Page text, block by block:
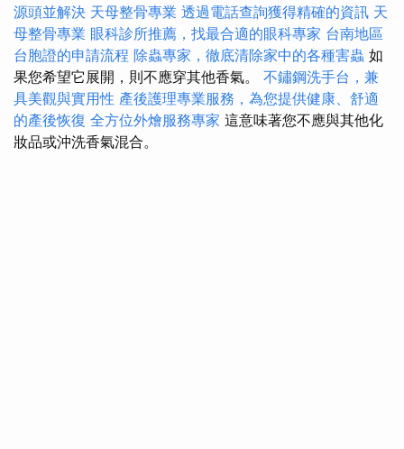
源頭並解決 天母整骨專業 透過電話查詢獲得精確的資訊 天
母整骨專業 眼科診所推薦，找最合適的眼科專家 台南地區
台胞證的申請流程 除蟲專家，徹底清除家中的各種害蟲 如
果您希望它展開，則不應穿其他香氣。 不鏽鋼洗手台，兼
具美觀與實用性 產後護理專業服務，為您提供健康、舒適
的產後恢復 全方位外燴服務專家 這意味著您不應與其他化
妝品或沖洗香氣混合。